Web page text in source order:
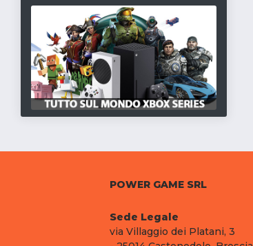
POWER GAME SRL
Sede Legale
via Villaggio dei Platani, 3